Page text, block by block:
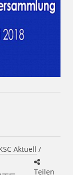
Aktuell /
Teilen